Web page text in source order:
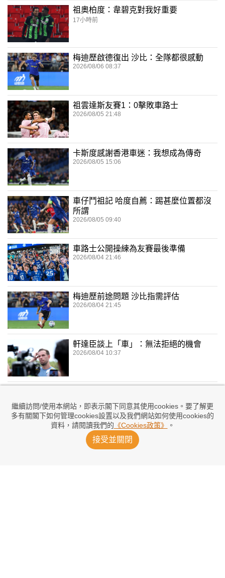
繼續訪問/使用本網站，即表示閣下同意其使用cookies。要了解更
多有關閣下如何管理cookies設置以及我們網站如何使用cookies的
資料，請閱讀我們的 《Cookies政策》 。
接受並關閉
祖奧柏度：韋碧克對我好重要
17小時前
梅迪歷啟德復出 沙比：全隊都很感動
2026/08/06 08:37
祖雲達斯友賽1：0擊敗車路士
2026/08/05 21:48
卡斯度感謝香港車迷：我想成為傳奇
2026/08/05 15:06
車仔鬥祖記 哈度自薦：踢甚麼位置都沒
所謂
2026/08/05 09:40
車路士公開操練為友賽最後準備
2026/08/04 21:46
梅迪歷前途問題 沙比指需評估
2026/08/04 21:45
軒達臣談上「車」：無法拒絕的機會
2026/08/04 10:37
巴高上「車」惹負評：美好周末遭毀掉
2026/08/03 20:20